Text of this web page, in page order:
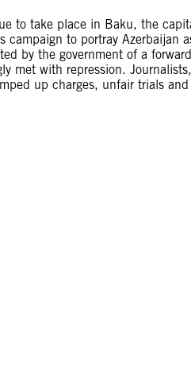
to take place in Baku, the
campaign to portray Azerbaijan
by the government of a
met with repression.
up charges, unfair trials